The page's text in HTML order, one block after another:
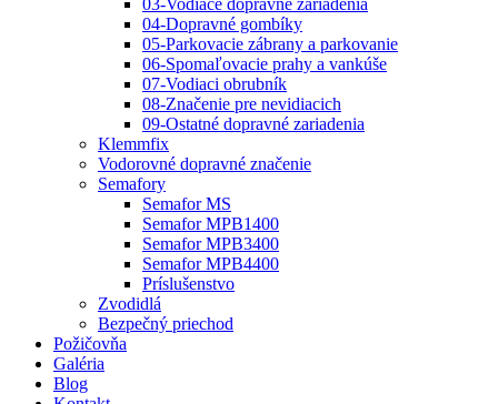
03-Vodiace dopravné zariadenia
04-Dopravné gombíky
05-Parkovacie zábrany a parkovanie
06-Spomaľovacie prahy a vankúše
07-Vodiaci obrubník
08-Značenie pre nevidiacich
09-Ostatné dopravné zariadenia
Klemmfix
Vodorovné dopravné značenie
Semafory
Semafor MS
Semafor MPB1400
Semafor MPB3400
Semafor MPB4400
Príslušenstvo
Zvodidlá
Bezpečný priechod
Požičovňa
Galéria
Blog